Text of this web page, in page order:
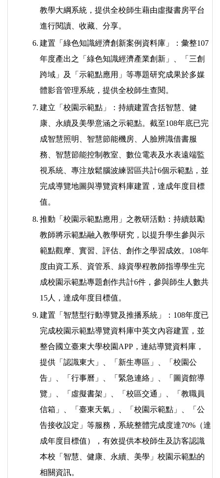
教學大綱系統，提供全校師生藉由虛擬書房平台
進行閱讀、收藏、分享。
6. 建置「綠色知識經濟創新案例資料庫」：彙整107
年度產出之「綠色知識經濟產業創新」、「三創
跨域」及「示範點應用」等專題研究成果於多媒
體影音管理系統，提供全校師生查閱。
7. 建立「校園示範點」：持續建置含括智慧、健
康、永續及美學意涵之示範點。截至108年底已完
成智慧照明、智慧節能機房、人臉辨識借書服
務、智慧節能控制教室、數位電表及水表遠端監
視系統、專注放鬆腦波練習區共計6個示範點，並
完成導覽地圖與導覽資料庫建置，達成年度目標
值。
8. 推動「校園示範點應用」之教研活動：持續鼓勵
教師將示範點融入教學研究，以提升學生參與示
範點觀摩、實習、評估、創作之學習成效。108年
度由資工系、資管系、綠資學程教師指導學生完
成校園示範點專題創作共計6件，參與師生人數共
15人，達成年度目標值。
9. 建置「智慧型行動導覽及推播系統」：108年度已
完成校園示範點導覽資料庫中英文內容建置，並
整合國立臺東大學校園APP，連結導覽資料庫，
提供「認識東大」、「新生專區」、「校園公
告」、「行事曆」、「緊急連絡」、「圖資館導
覽」、「虛擬書架」、「校區交通」、「教職員
信箱」、「臺東天氣」、「校園示範點」、「公
告接收設定」等服務，系統整體完成度達70%（達
成年度目標值），有效提供本校師生及訪客認識
本校「智慧、健康、永續、美學」校園示範點的
相關資訊。